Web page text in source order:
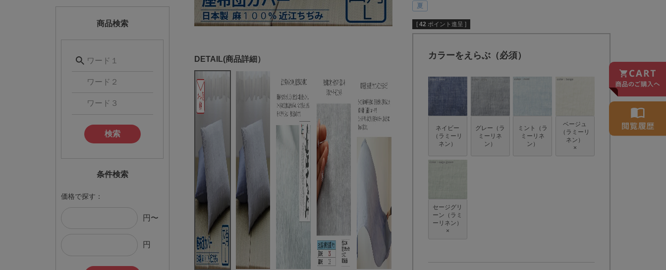
商品検索
検索
条件検索
価格で探す：
円〜
円
夏
[ 42 ポイント進呈 ]
カラーをえらぶ（必須）
ネイビー
（ラミーリ
ネン）
グレー（ラ
ミーリネ
ン）
ミント（ラ
ミーリネ
ン）
ベージュ
（ラミーリ
ネン）
×
セージグリ
ーン（ラミ
ーリネン）
×